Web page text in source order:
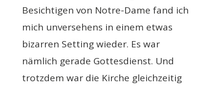
Besichtigen von Notre-Dame fand ich
mich unversehens in einem etwas
bizarren Setting wieder. Es war
nämlich gerade Gottesdienst. Und
trotzdem war die Kirche gleichzeitig